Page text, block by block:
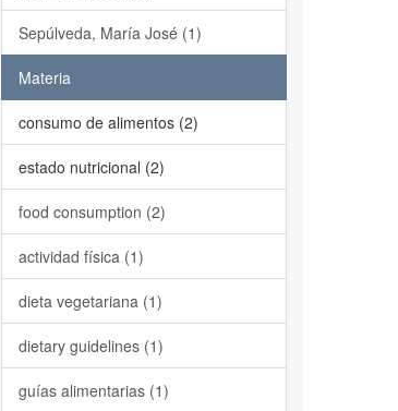
Sepúlveda, María José (1)
Materia
consumo de alimentos (2)
estado nutricional (2)
food consumption (2)
actividad física (1)
dieta vegetariana (1)
dietary guidelines (1)
guías alimentarias (1)